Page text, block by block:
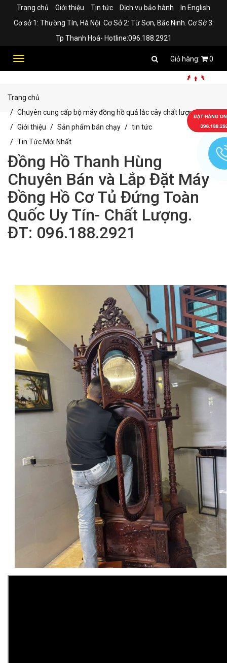
Trang chủ Giới thiệu Tin tức Dịch vụ bảo hành
In English
Cơ sở 1: Thường Tín, Hà Nội. Cơ Sở 2: Từ Sơn, Bắc Ninh. Cơ Sở 3:
Tp Thanh Hoá- Hotline:096.188.2921
Toggle
0
Trang chủ
Chuyên cung cấp bộ máy đồng hồ quả lắc cây chất lượng
Giới thiệu
Sản phẩm bán chạy
tin tức
Tin Tức Mới Nhất
Đồng Hồ Thanh Hùng
Chuyên Bán và Lắp Đặt Máy
Đồng Hồ Cơ Tủ Đứng Toàn
Quốc Uy Tín- Chất Lượng.
ĐT: 096.188.2921